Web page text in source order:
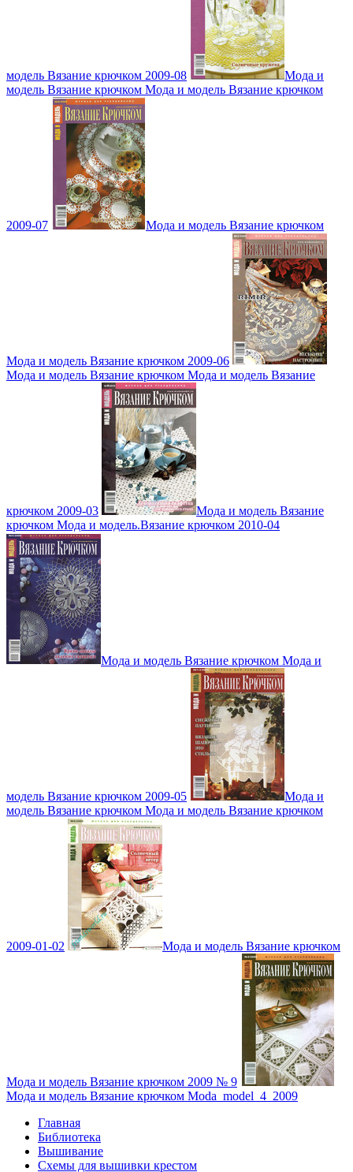
модель Вязание крючком 2009-08
Мода и
модель Вязание крючком Мода и модель Вязание крючком
2009-07 Мода и модель Вязание крючком
Мода и модель Вязание крючком 2009-06
Мода и модель Вязание крючком Мода и модель Вязание
крючком 2009-03
Мода и модель Вязание
крючком Мода и модель.Вязание крючком 2010-04
Мода и модель Вязание крючком Мода и
модель Вязание крючком 2009-05
Мода и
модель Вязание крючком Мода и модель Вязание крючком
2009-01-02 Мода и модель Вязание крючком
Мода и модель Вязание крючком 2009 № 9
Мода и модель Вязание крючком Moda_model_4_2009
Главная
Библиотека
Вышивание
Схемы для вышивки крестом